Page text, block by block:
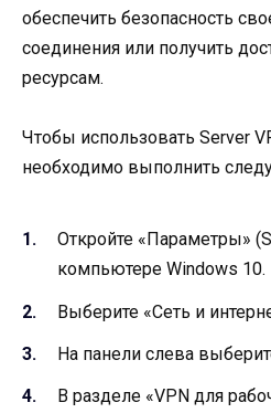
обеспечить безопасность
соединения или получить
ресурсам.
Чтобы использовать Server
необходимо выполнить
Откройте «Параметры»
компьютере Windows 10.
Выберите «Сеть и
На панели слева
В разделе «VPN для